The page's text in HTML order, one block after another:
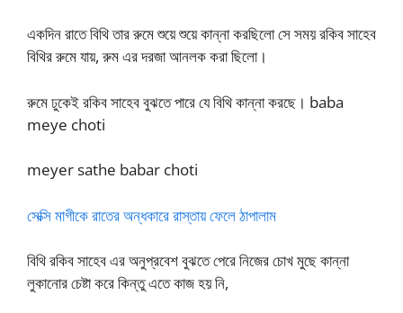
একদিন রাতে বিথি তার রুমে শুয়ে শুয়ে কান্না করছিলো সে সময় রকিব সাহেব
বিথির রুমে যায়, রুম এর দরজা আনলক করা ছিলো।
রুমে ঢুকেই রকিব সাহেব বুঝতে পারে যে বিথি কান্না করছে। baba
meye choti
meyer sathe babar choti
সেক্সি মাগীকে রাতের অন্ধকারে রাস্তায় ফেলে ঠাপালাম
বিথি রকিব সাহেব এর অনুপ্রবেশ বুঝতে পেরে নিজের চোখ মুছে কান্না
লুকানোর চেষ্টা করে কিন্তু এতে কাজ হয় নি,